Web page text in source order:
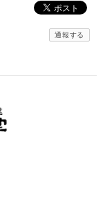
通報する